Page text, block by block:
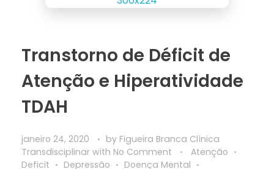
Transtorno de Déficit de
Atenção e Hiperatividade
TDAH
janeiro 24, 2020 by Figueira Branca Clínica
Transdisciplinar with No Comment
Atenção
Deficit
Depressão
Doença Mental